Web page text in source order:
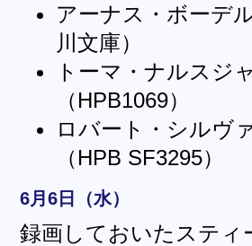
アーナス・ボーデ
川文庫）
トーマ・ナルスジ
（HPB1069）
ロバート・シルヴ
（HPB SF3295）
6月6日（水）
録画しておいたスティ